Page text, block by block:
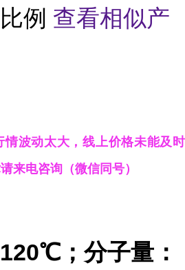
例 查看相似产
情波动太大，线上价格未能及时
来电咨询（微信同号）
；分子量：